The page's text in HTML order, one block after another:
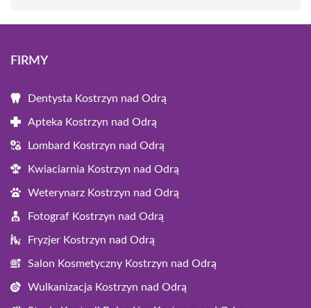
FIRMY
Dentysta Kostrzyn nad Odrą
Apteka Kostrzyn nad Odrą
Lombard Kostrzyn nad Odrą
Kwiaciarnia Kostrzyn nad Odrą
Weterynarz Kostrzyn nad Odrą
Fotograf Kostrzyn nad Odrą
Fryzjer Kostrzyn nad Odrą
Salon Kosmetyczny Kostrzyn nad Odrą
Wulkanizacja Kostrzyn nad Odrą